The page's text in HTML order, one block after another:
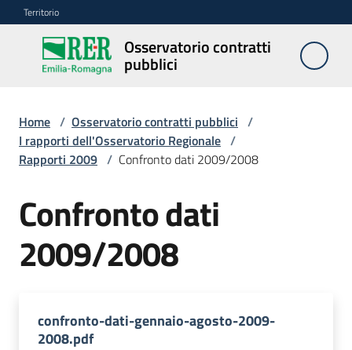
Vai al contenuto
Vai alla navigazione
Vai al footer
Territorio
Osservatorio contratti
pubblici
Osservatorio
contratti
Elenco
prezzi
SITAR
merito
Home / Osservatorio contratti pubblici /
I rapporti dell'Osservatorio Regionale /
Rapporti 2009 / Confronto dati 2009/2008
Confronto dati
2009/2008
confronto-dati-gennaio-agosto-2009-
2008.pdf